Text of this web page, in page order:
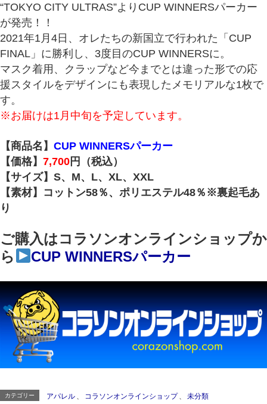
“TOKYO CITY ULTRAS”よりCUP WINNERSパーカー
が発売！！
2021年1月4日、オレたちの新国立で行われた「CUP
FINAL」に勝利し、3度目のCUP WINNERSに。
マスク着用、クラップなど今までとは違った形での応
援スタイルをデザインにも表現したメモリアルな1枚で
す。
※お届けは1月中旬を予定しています。
【商品名】 CUP WINNERSパーカー
【価格】 7,700 円（税込）
【サイズ】S、M、L、XL、XXL
【素材】コットン58％、ポリエステル48％※裏起毛あ
り
ご購入はコラソンオンラインショップか
ら
CUP WINNERSパーカー
カテゴリー アパレル 、 コラソンオンラインショップ 、 未分類